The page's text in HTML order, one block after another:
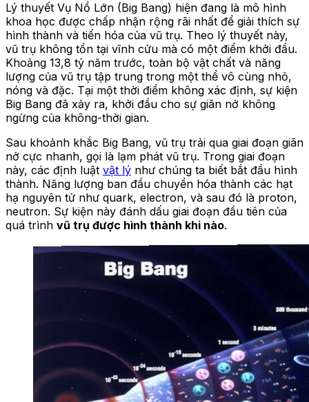
Lý thuyết Vụ Nổ Lớn (Big Bang) hiện đang là mô hình
khoa học được chấp nhận rộng rãi nhất để giải thích sự
hình thành và tiến hóa của vũ trụ. Theo lý thuyết này,
vũ trụ không tồn tại vĩnh cửu mà có một điểm khởi đầu.
Khoảng 13,8 tỷ năm trước, toàn bộ vật chất và năng
lượng của vũ trụ tập trung trong một thể vô cùng nhỏ,
nóng và đặc. Tại một thời điểm không xác định, sự kiện
Big Bang đã xảy ra, khởi đầu cho sự giãn nở không
ngừng của không-thời gian.
Sau khoảnh khắc Big Bang, vũ trụ trải qua giai đoạn giãn
nở cực nhanh, gọi là lạm phát vũ trụ. Trong giai đoạn
này, các định luật vật lý như chúng ta biết bắt đầu hình
thành. Năng lượng ban đầu chuyển hóa thành các hạt
hạ nguyên tử như quark, electron, và sau đó là proton,
neutron. Sự kiện này đánh dấu giai đoạn đầu tiên của
quá trình vũ trụ được hình thành khi nào.